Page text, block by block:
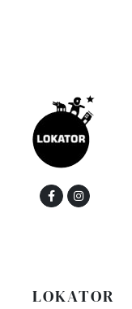
LOKATOR